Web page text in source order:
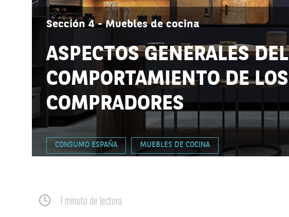
Sección 4 - Muebles de cocina
ASPECTOS GENERALES DEL
COMPORTAMIENTO DE LOS
COMPRADORES
CONSUMO ESPAÑA MUEBLES DE COCINA
1 minuto de lectura